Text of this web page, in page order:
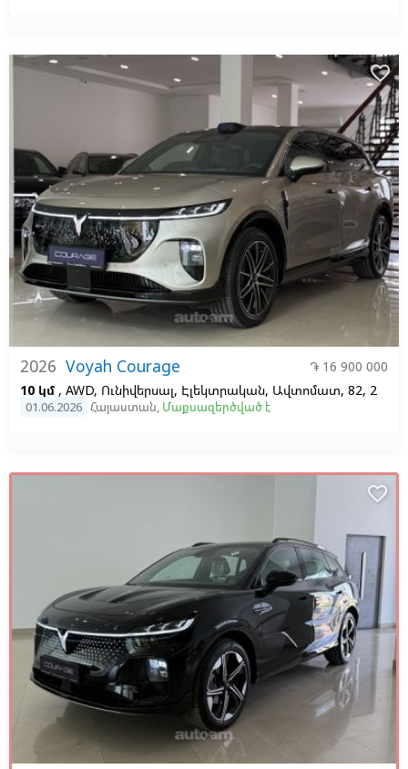
2026 Voyah Courage
֏ 16 900 000
10 կմ , AWD, Ունիվերսալ, Էլեկտրական, Ավտոմատ, 82, 2
01.06.2026 Հայաստան, Մաքսազերծված է
favorite_border
favorite_border